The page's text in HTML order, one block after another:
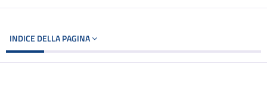
INDICE DELLA PAGINA